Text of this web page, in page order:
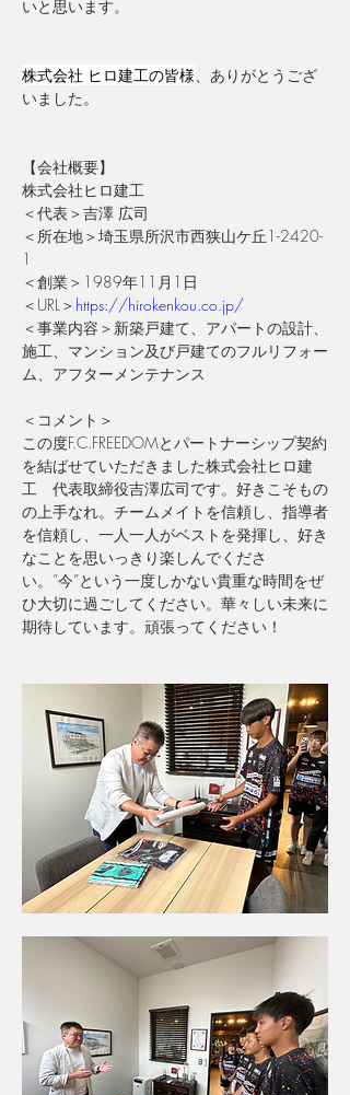
いと思います。
株式会社 ヒロ建工の皆様、ありがとうござ
いました。
【会社概要】
株式会社ヒロ建工
＜代表＞吉澤 広司
＜所在地＞埼玉県所沢市西狭山ケ丘1-2420-
1
＜創業＞1989年11月1日
＜URL＞ https://hirokenkou.co.jp/
＜事業内容＞新築戸建て、アパートの設計、
施工、マンション及び戸建てのフルリフォー
ム、アフターメンテナンス
＜コメント＞
この度F.C.FREEDOMとパートナーシップ契約
を結ばせていただきました株式会社ヒロ建
工　代表取締役吉澤広司です。好きこそもの
の上手なれ。チームメイトを信頼し、指導者
を信頼し、一人一人がベストを発揮し、好き
なことを思いっきり楽しんでくださ
い。”今”という一度しかない貴重な時間をぜ
ひ大切に過ごしてください。華々しい未来に
期待しています。頑張ってください！